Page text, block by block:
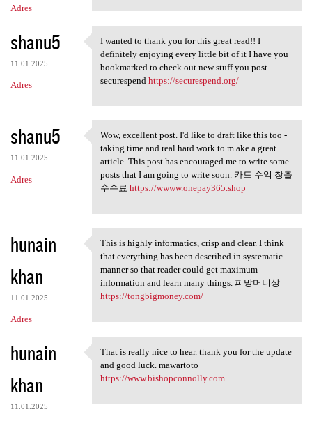
Adres
shanu5
11.01.2025
Adres
I wanted to thank you for
I wanted to thank you for this great read!! I
definitely enjoying every little bit of it I have you
bookmarked to check out new stuff you post.
securespend https://securespend.org/
shanu5
11.01.2025
Adres
Wow, excellent post. I'd like
Wow, excellent post. I'd like to draft like this too -
taking time and real hard work to m ake a great
article. This post has encouraged me to write some
posts that I am going to write soon. 카드 수익 창출
수수료 https://wwww.onepay365.shop
hunain
khan
11.01.2025
Adres
This is highly informatics,
This is highly informatics, crisp and clear. I think
that everything has been described in systematic
manner so that reader could get maximum
information and learn many things. 피망머니상
https://tongbigmoney.com/
hunain
khan
11.01.2025
That is really nice to hear.
That is really nice to hear. thank you for the update
and good luck. mawartoto
https://www.bishopconnolly.com